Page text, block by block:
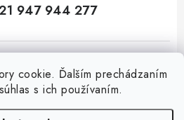
cookie. Ďalším prechádzaním
s ich používaním.
947 944 277